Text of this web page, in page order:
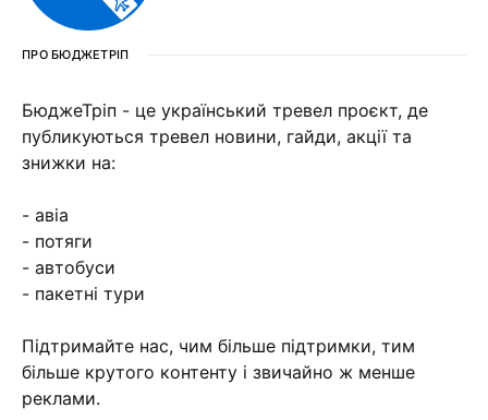
ПРО БЮДЖЕТРІП
БюджеТріп - це український тревел проєкт, де
публикуються тревел новини, гайди, акції та
знижки на:
- авіа
- потяги
- автобуси
- пакетні тури
Підтримайте нас, чим більше підтримки, тим
більше крутого контенту і звичайно ж менше
реклами.